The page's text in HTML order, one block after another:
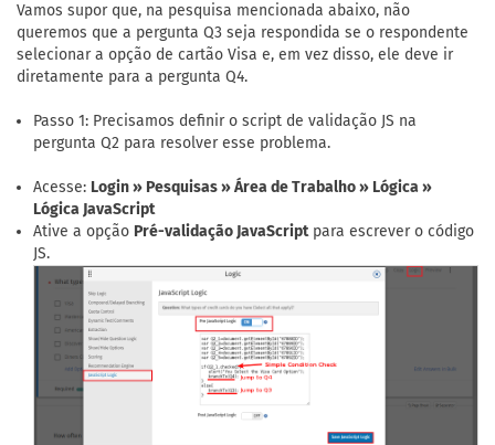
Vamos supor que, na pesquisa mencionada abaixo, não
queremos que a pergunta Q3 seja respondida se o respondente
selecionar a opção de cartão Visa e, em vez disso, ele deve ir
diretamente para a pergunta Q4.
Passo 1: Precisamos definir o script de validação JS na
pergunta Q2 para resolver esse problema.
Acesse: Login » Pesquisas » Área de Trabalho » Lógica »
Lógica JavaScript
Ative a opção Pré-validação JavaScriptpara escrever o código
JS.